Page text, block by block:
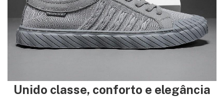
Unido classe, conforto e elegância